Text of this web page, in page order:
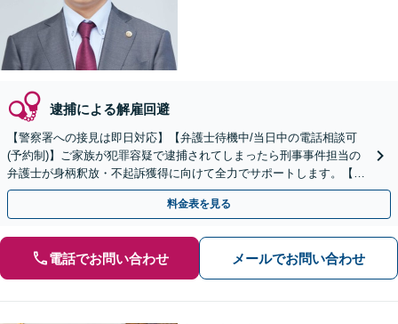
逮捕による解雇回避
【警察署への接見は即日対応】【弁護士待機中/当日中の電話相談可
(予約制)】ご家族が犯罪容疑で逮捕されてしまったら刑事事件担当の
弁護士が身柄釈放・不起訴獲得に向けて全力でサポートします。【毎
月100名以上の相談実績】【全国対応】
料金表を見る
電話でお問い合わせ メールでお問い合わせ